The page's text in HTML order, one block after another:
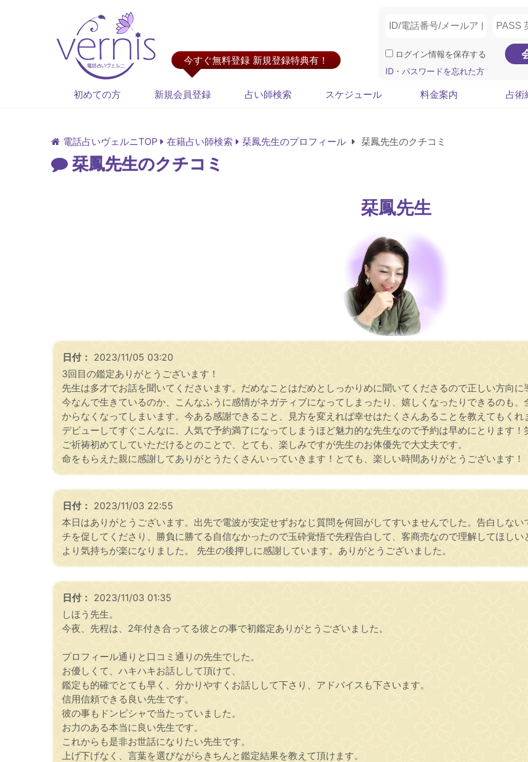
今すぐ無料登録 新規登録特典有！
ログイン情報を保存する
ID・パスワードを忘れた方
初めての方 新規会員登録 占い師検索 スケジュール 料金案内 占術
電話占いヴェルニTOP 在籍占い師検索 栞鳳先生のプロフィール 栞鳳先生のクチコミ
栞鳳先生のクチコミ
栞鳳先生
日付： 2023/11/05 03:20
3回目の鑑定ありがとうございます！
先生は多才でお話を聞いてくださいます。だめなことはだめとしっかりめに聞いてくださるので正しい方向
今なんで生きているのか、こんなふうに感情がネガティブになってしまったり、嬉しくなったりできるのも
からなくなってしまいます。今ある感謝できること、見方を変えれば幸せはたくさんあることを教えてもくれ
デビューしてすぐこんなに、人気で予約満了になってしまうほど魅力的な先生なので予約は早めにとります！
ご祈祷初めてしていただけるとのことで、とても、楽しみですが先生のお体優先で大丈夫です。
命をもらえた親に感謝してありがとうたくさんいっていきます！とても、楽しい時間ありがとうございます！
日付： 2023/11/03 22:55
本日はありがとうございます。出先で電波が安定せずおなじ質問を何回がしてすいませんでした。告白しな
チを促してくださり、勝負に勝てる自信なかったので玉砕覚悟で先程告白して、客商売なので理解してほし
より気持ちが楽になりました。 先生の後押しに感謝しています。ありがとうございました。
日付： 2023/11/03 01:35
しほう先生。
今夜、先程は、2年付き合ってる彼との事で初鑑定ありがとうございました。
プロフィール通りと口コミ通りの先生でした。
お優しくて、ハキハキお話しして頂けて、
鑑定も的確でとても早く、分かりやすくお話しして下さり、アドバイスも下さいます。
信用信頼できる良い先生です。
彼の事もドンピシャで当たっていました。
お力のある本当に良い先生です。
これからも是非お世話になりたい先生です。
上げ下げなく、言葉を選びながらきちんと鑑定結果を教えて頂けます。